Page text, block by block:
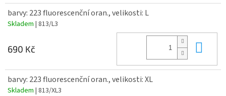
barvy: 223 fluorescenční oran., velikosti: L
Skladem | 813/L3
690 Kč
barvy: 223 fluorescenční oran., velikosti: XL
Skladem | 813/XL3